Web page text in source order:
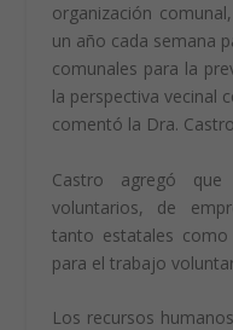
organización
un año cada semana
comunales para la
la perspectiva vecinal
comentó la Dra.
Castro agregó
voluntarios, de
tanto estatales como
para el trabajo
Los recursos